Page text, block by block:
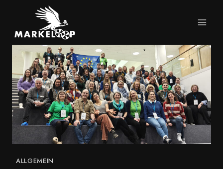
springen
ALLGEMEIN